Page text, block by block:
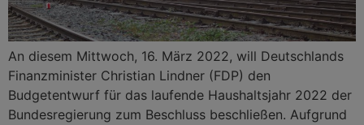
An diesem Mittwoch, 16. März 2022, will Deutschlands
Finanzminister Christian Lindner (FDP) den
Budgetentwurf für das laufende Haushaltsjahr 2022 der
Bundesregierung zum Beschluss beschließen. Aufgrund